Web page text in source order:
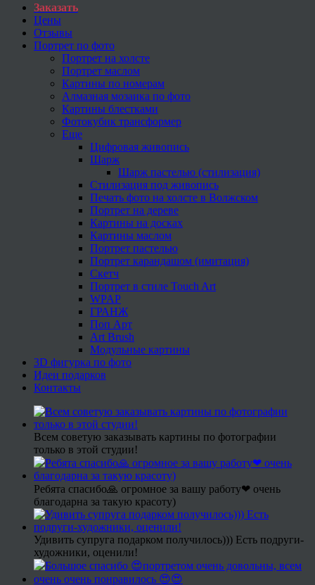
Заказать
Цены
Отзывы
Портрет по фото
Портрет на холсте
Портрет маслом
Картины по номерам
Алмазная мозаика по фото
Картины блестками
Фотокубик трансформер
Еще
Цифровая живопись
Шарж
Шарж пастелью (стилизация)
Стилизация под живопись
Печать фото на холсте в Волжском
Портрет на дереве
Картины на досках
Картины маслом
Портрет пастелью
Портрет карандашом (имитация)
Скетч
Портрет в стиле Touch Art
WPAP
ГРАНЖ
Поп Арт
Art Brush
Модульные картины
3D фигурка по фото
Идеи подарков
Контакты
Всем советую заказывать картины по фотографии
только в этой студии!
Ребята спасибо🙏 огромное за вашу работу❤ очень
благодарна за такую красоту)
Удивить супруга подарком получилось))) Есть подруги-
художники, оценили!